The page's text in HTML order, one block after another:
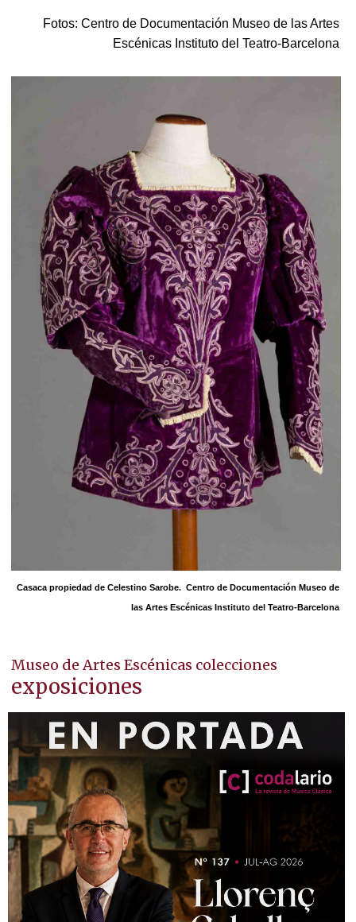
Fotos: Centro de Documentación Museo de las Artes
Escénicas Instituto del Teatro-Barcelona
Casaca propiedad de Celestino Sarobe. Centro de Documentación Museo de
las Artes Escénicas Instituto del Teatro-Barcelona
Museo de Artes Escénicas colecciones
exposiciones